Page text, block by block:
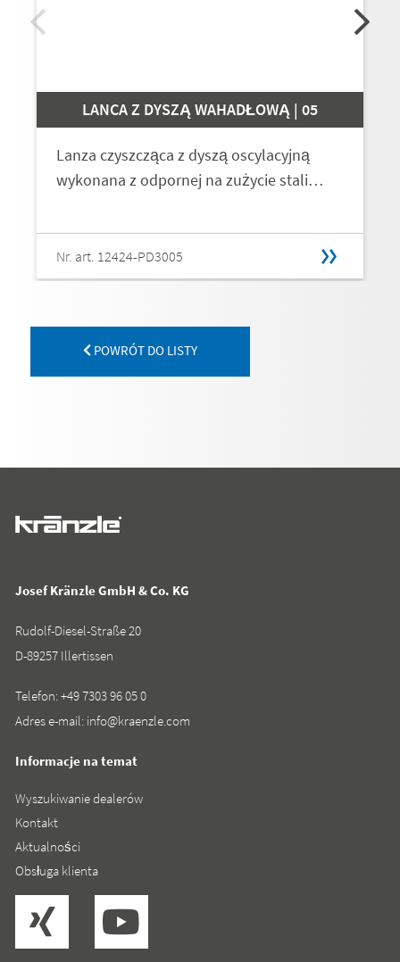
LANCA Z DYSZĄ WAHADŁOWĄ | 05
Lanza czyszcząca z dyszą oscylacyjną
wykonana z odpornej na zużycie stali…
Nr. art. 12424-PD3005
POWRÓT DO LISTY
Josef Kränzle GmbH & Co. KG
Rudolf-Diesel-Straße 20
D-89257 Illertissen
Telefon:+49 7303 96 05 0
Adres e-mail: info@kraenzle.com
Informacje na temat
Wyszukiwanie dealerów
Kontakt
Aktualności
Obsługa klienta